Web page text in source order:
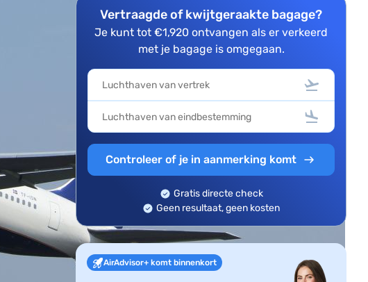
Vertraagde of kwijtgeraakte bagage?
Je kunt tot €1,920 ontvangen als er verkeerd
met je bagage is omgegaan.
Controleer of je in aanmerking komt
Gratis directe check
Geen resultaat, geen kosten
AirAdvisor+ komt binnenkort